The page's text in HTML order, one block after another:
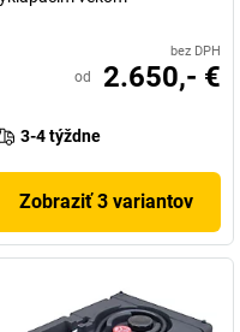
bez DPH
od 2.650,- €
3-4 týždne
Zobraziť 3 variantov